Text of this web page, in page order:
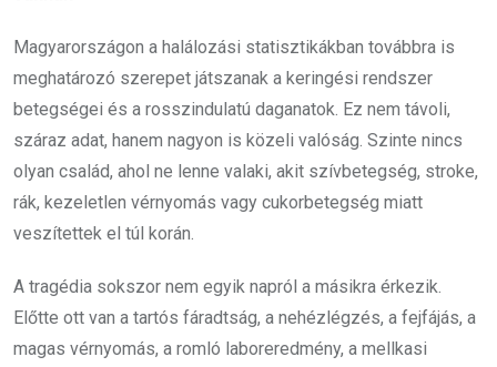
Magyarországon a halálozási statisztikákban továbbra is
meghatározó szerepet játszanak a keringési rendszer
betegségei és a rosszindulatú daganatok. Ez nem távoli,
száraz adat, hanem nagyon is közeli valóság. Szinte nincs
olyan család, ahol ne lenne valaki, akit szívbetegség, stroke,
rák, kezeletlen vérnyomás vagy cukorbetegség miatt
veszítettek el túl korán.
A tragédia sokszor nem egyik napról a másikra érkezik.
Előtte ott van a tartós fáradtság, a nehézlégzés, a fejfájás, a
magas vérnyomás, a romló laboreredmény, a mellkasi